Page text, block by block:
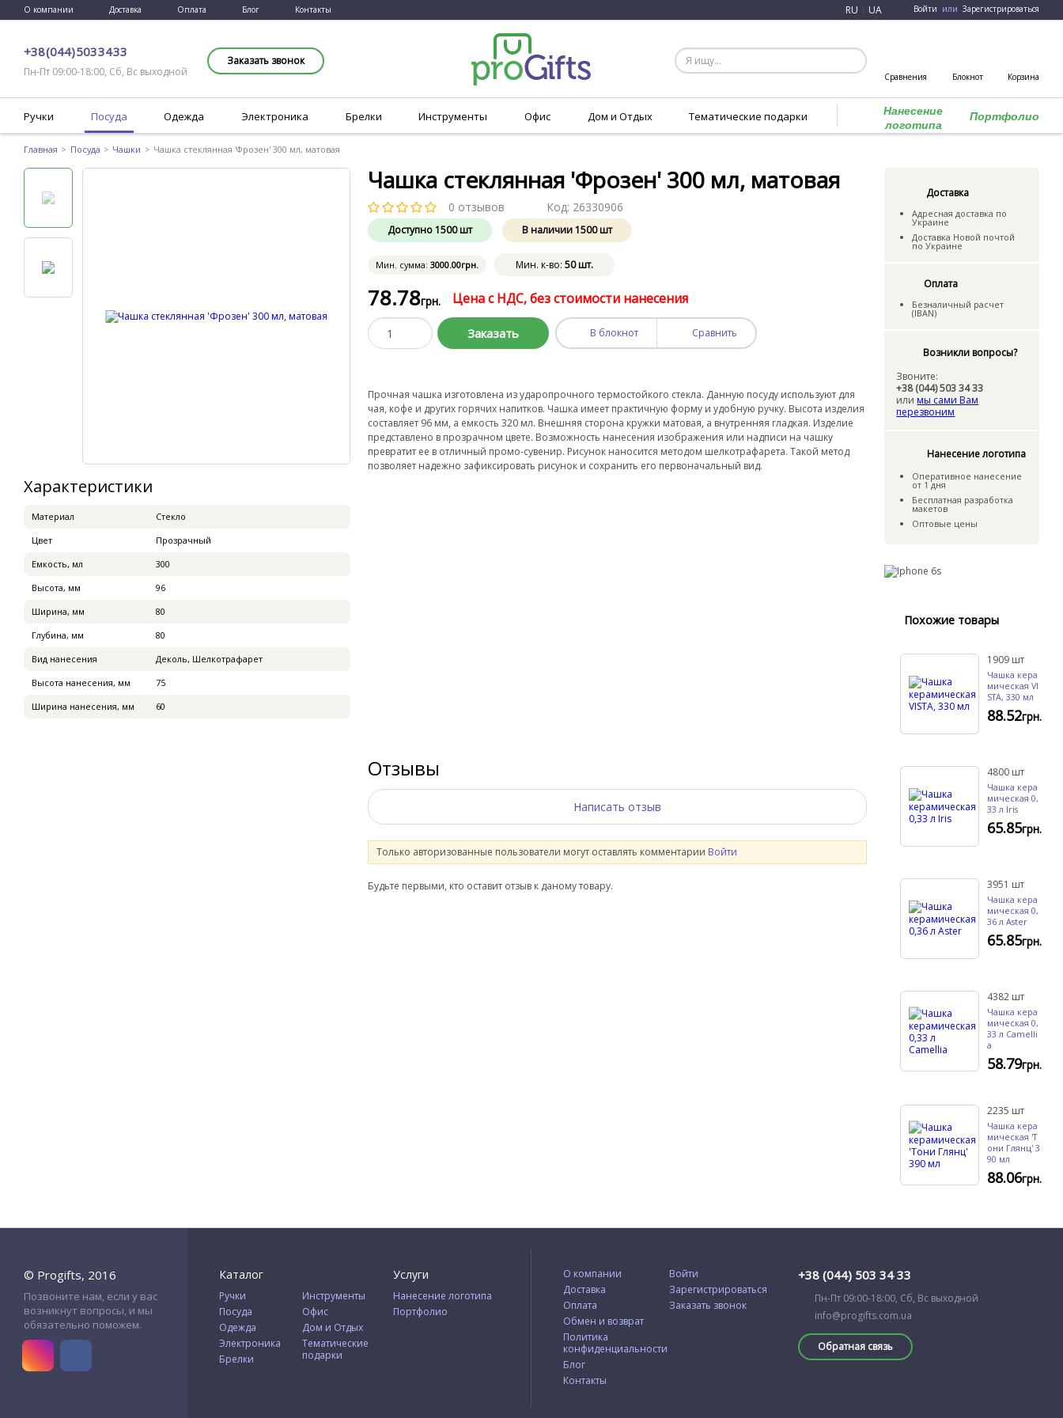
О компании Доставка Оплата Блог Контакты RU UA Войти или Зарегистрироваться
+38 (044) 503 34 33
Пн-Пт 09:00-18:00, Сб, Вс выходной
Заказать звонок
Сравнения Блокнот Корзина
Ручки Посуда Одежда Электроника Брелки Инструменты Офис Дом и Отдых Тематические подарки
Нанесение
логотипа
Портфолио
Главная Посуда Чашки Чашка стеклянная 'Фрозен' 300 мл, матовая
Характеристики
Материал
Стекло
Цвет
Прозрачный
Емкость, мл
300
Высота, мм
96
Ширина, мм
80
Глубина, мм
80
Вид нанесения
Деколь, Шелкотрафарет
Высота нанесения, мм
75
Ширина нанесения, мм
60
Чашка стеклянная 'Фрозен' 300 мл, матовая
0 отзывов Код: 26330906
Доступно1500 шт В наличии1500шт
Мин. сумма:3000.00грн. Мин. к-во:50 шт.
78.78грн. Цена с НДС, без стоимости нанесения
Заказать В блокнот Сравнить
Прочная чашка изготовлена из ударопрочного термостойкого стекла. Данную посуду используют для
чая, кофе и других горячих напитков. Чашка имеет практичную форму и удобную ручку. Высота изделия
составляет 96 мм, а емкость 320 мл. Внешняя сторона кружки матовая, а внутренняя гладкая. Изделие
представлено в прозрачном цвете. Возможность нанесения изображения или надписи на чашку
превратит ее в отличный промо-сувенир. Рисунок наносится методом шелкотрафарета. Такой метод
позволяет надежно зафиксировать рисунок и сохранить его первоначальный вид.
Доставка
Адресная доставка по
Украине
Доставка Новой почтой
по Украине
Оплата
Безналичный расчет
(IBAN)
Возникли вопросы?
Звоните:
+38 (044) 503 34 33
или мы сами Вам
перезвоним
Нанесение логотипа
Оперативное нанесение
от 1 дня
Бесплатная разработка
макетов
Оптовые цены
Похожие товары
1909 шт
Чашка кера
мическая VI
STA, 330 мл
88.52грн.
4800 шт
Чашка кера
мическая 0,
33 л Iris
65.85грн.
3951 шт
Чашка кера
мическая 0,
36 л Aster
65.85грн.
4382 шт
Чашка кера
мическая 0,
33 л Camelli
a
58.79грн.
2235 шт
Чашка кера
мическая 'Т
они Глянц' 3
90 мл
88.06грн.
Отзывы
Написать отзыв
Только авторизованные пользователи могут оставлять комментарии Войти
Будьте первыми, кто оставит отзыв к даному товару.
Каталог
Ручки
Посуда
Одежда
Электроника
Брелки
Инструменты
Офис
Дом и Отдых
Тематические
подарки
Услуги
Нанесение логотипа
Портфолио
О компании
Доставка
Оплата
Обмен и возврат
Политика
конфиденциальности
Блог
Контакты
Войти
Зарегистрироваться
Заказать звонок
+38 (044) 503 34 33
Пн-Пт 09:00-18:00, Сб, Вс выходной
info@progifts.com.ua
Обратная связь
© Progifts, 2016
Позвоните нам, если у вас
возникнут вопросы, и мы
обязательно поможем.